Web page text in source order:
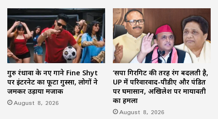
गुरु रंधावा के नए गाने Fine Shyt
पर इंटरनेट का फूटा गुस्सा, लोगों ने
जमकर उड़ाया मजाक
August 8, 2026
‘सपा गिरगिट की तरह रंग बदलती है,
UP में परिवारवाद-पीडीए और पंडित
पर घमासान, अखिलेश पर मायावती
का हमला
August 8, 2026